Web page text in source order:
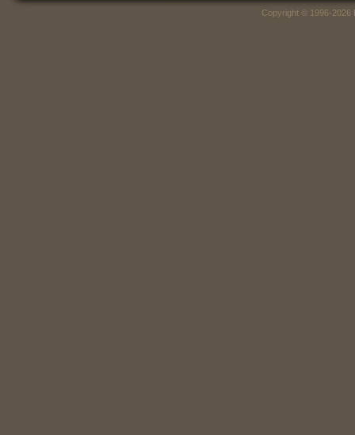
Copyright © 1996-2026